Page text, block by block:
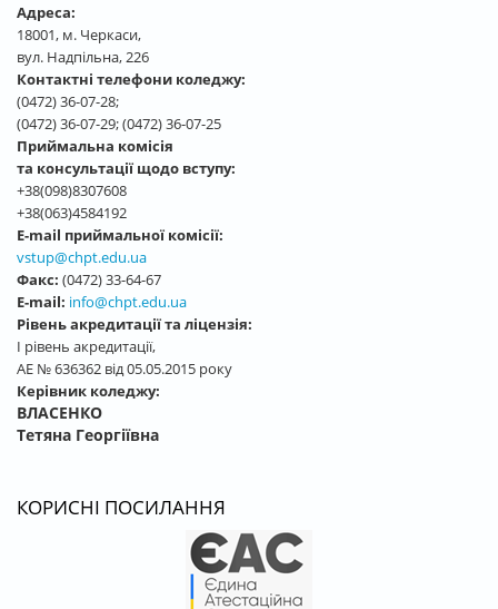
Адреса:
18001, м. Черкаси,
вул. Надпільна, 226
Контактні телефони коледжу:
(0472) 36-07-28;
(0472) 36-07-29; (0472) 36-07-25
Приймальна комісія
та консультації щодо вступу:
+38(098)8307608
+38(063)4584192
E-mail приймальної комісії:
vstup@chpt.edu.ua
Факс: (0472) 33-64-67
E-mail: info@chpt.edu.ua
Рівень акредитації та ліцензія:
І рівень акредитації,
АЕ № 636362 від 05.05.2015 року
Керівник коледжу:
ВЛАСЕНКО
Тетяна Георгіївна
КОРИСНІ ПОСИЛАННЯ